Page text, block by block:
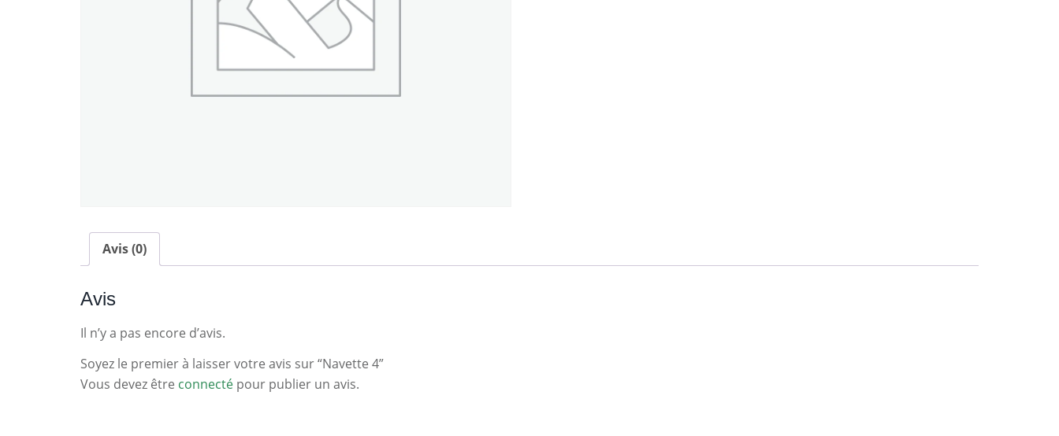
Avis (0)
Avis
Il n’y a pas encore d’avis.
Soyez le premier à laisser votre avis sur “Navette 4”
Vous devez être connecté pour publier un avis.